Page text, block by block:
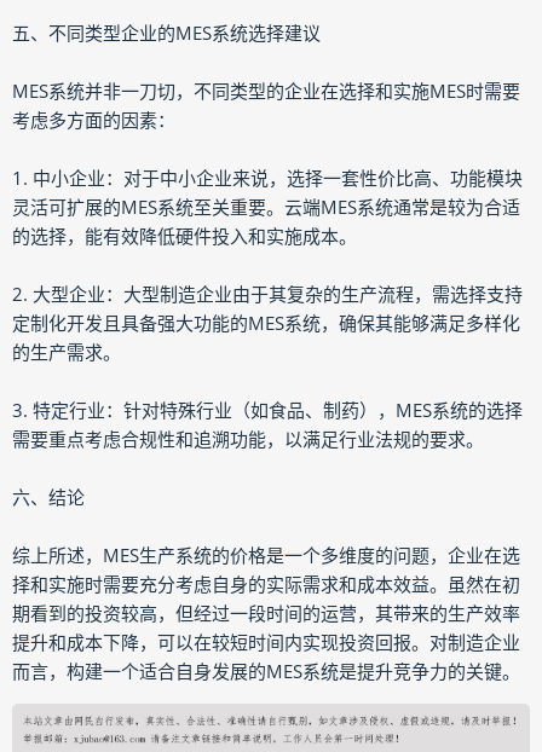
五、不同类型企业的MES系统选择建议
MES系统并非一刀切，不同类型的企业在选择和实施MES时需要
考虑多方面的因素：
1. 中小企业：对于中小企业来说，选择一套性价比高、功能模块
灵活可扩展的MES系统至关重要。云端MES系统通常是较为合适
的选择，能有效降低硬件投入和实施成本。
2. 大型企业：大型制造企业由于其复杂的生产流程，需选择支持
定制化开发且具备强大功能的MES系统，确保其能够满足多样化
的生产需求。
3. 特定行业：针对特殊行业（如食品、制药），MES系统的选择
需要重点考虑合规性和追溯功能，以满足行业法规的要求。
六、结论
综上所述，MES生产系统的价格是一个多维度的问题，企业在选
择和实施时需要充分考虑自身的实际需求和成本效益。虽然在初
期看到的投资较高，但经过一段时间的运营，其带来的生产效率
提升和成本下降，可以在较短时间内实现投资回报。对制造企业
而言，构建一个适合自身发展的MES系统是提升竞争力的关键。